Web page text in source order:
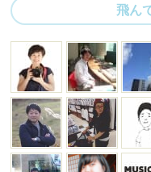
飛ん